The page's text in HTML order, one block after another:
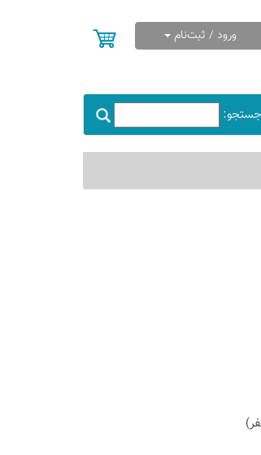
ورود / ثبت‌نام
جستجو: